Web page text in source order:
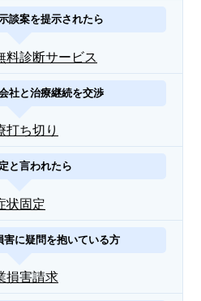
談案を提示されたら
料診断サービス
社と治療継続を交渉
打ち切り
と言われたら
状固定
害に疑問を抱いている方
損害請求